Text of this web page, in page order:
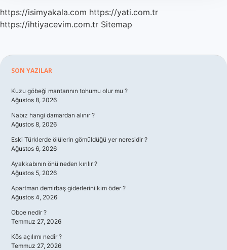
https://isimyakala.com https://yati.com.tr
https://ihtiyacevim.com.tr Sitemap
Sidebar
SON YAZILAR
Kuzu göbeği mantarının tohumu olur mu ?
Ağustos 8, 2026
Nabız hangi damardan alınır ?
Ağustos 8, 2026
Eski Türklerde ölülerin gömüldüğü yer neresidir ?
Ağustos 6, 2026
Ayakkabının önü neden kırılır ?
Ağustos 5, 2026
Apartman demirbaş giderlerini kim öder ?
Ağustos 4, 2026
Oboe nedir ?
Temmuz 27, 2026
Kös açılımı nedir ?
Temmuz 27, 2026